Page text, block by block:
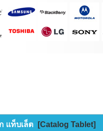
แท็บเล็ต [Catalog Tablet]